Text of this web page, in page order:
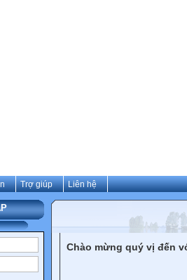
Trợ giúp Liên hệ
Chào mừng quý vị đến